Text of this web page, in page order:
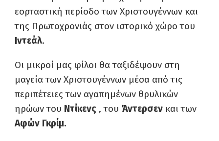
εορταστική περίοδο των Χριστουγέννων και
της Πρωτοχρονιάς στον ιστορικό χώρο του
Ιντεάλ.
Οι μικροί μας φίλοι θα ταξιδέψουν στη
μαγεία των Χριστουγέννων μέσα από τις
περιπέτειες των αγαπημένων θρυλικών
ηρώων του Ντίκενς , του Άντερσεν και των
Αφών Γκρίμ.